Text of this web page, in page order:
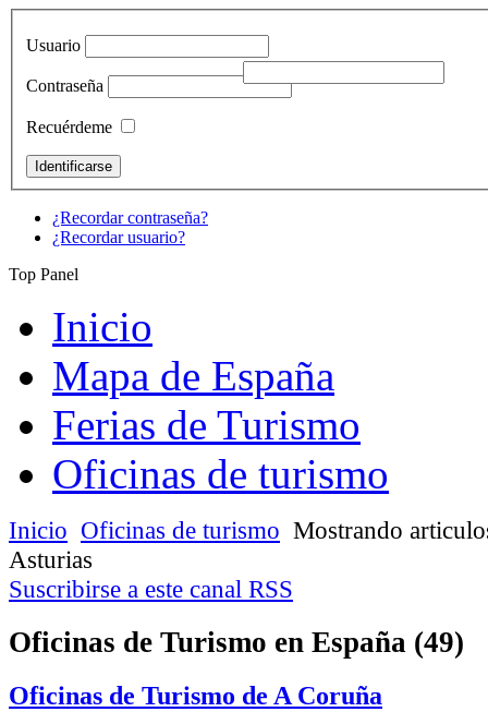
Usuario
Contraseña
Recuérdeme
¿Recordar contraseña?
¿Recordar usuario?
Top Panel
Inicio
Mapa de España
Ferias de Turismo
Oficinas de turismo
Inicio Oficinas de turismo Mostrando
Asturias
Suscribirse a este canal RSS
Oficinas de Turismo en España (49)
Oficinas de Turismo de A Coruña